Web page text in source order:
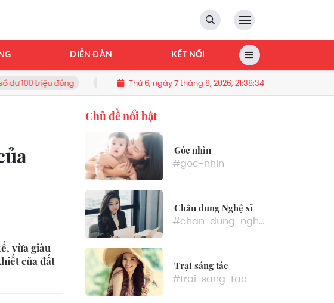
DIỄN ĐÀN KẾT NỐI
Miền Bắc sắp đón đợt nắng nóng mới, chấm dứt mưa dông
Thứ 6, ngày 7 tháng 8, 2026, 21:38:37
vừa giàu
của đất
Chủ đề nổi bật
Góc nhìn
#goc-nhin
Chân dung Nghệ sĩ
#chan-dung-nghe-si
Trại sáng tác
#trai-sang-tac